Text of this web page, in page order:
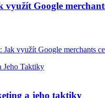
Google
Jak využít Google merchants
a jeho taktiky